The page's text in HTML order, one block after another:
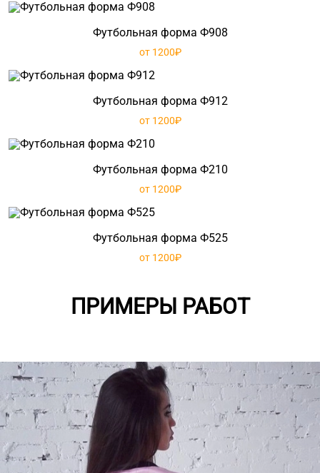
Футбольная форма Ф908
от 1200₽
Футбольная форма Ф912
от 1200₽
Футбольная форма Ф210
от 1200₽
Футбольная форма Ф525
от 1200₽
ПРИМЕРЫ РАБОТ